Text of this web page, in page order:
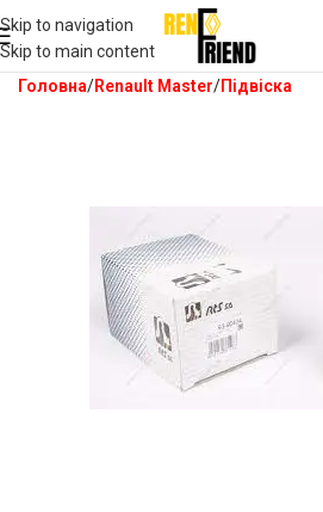
Skip to navigation
Skip to main content
Головна Renault Master Підвіска